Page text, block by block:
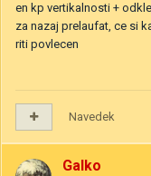
en kp vertikalnosti +
za nazaj prelaufat, ce si
riti povlecen
Navedek
Galko